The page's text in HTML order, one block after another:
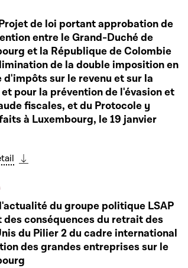
de loi portant approbation de
entre le Grand-Duché de
et la République de Colombie
de la double imposition en
d'impôts sur le revenu et sur la
pour la prévention de l'évasion et
fiscales, et du Protocole y
à Luxembourg, le 19 janvier
du groupe politique LSAP
des conséquences du retrait des
du Pilier 2 du cadre international
des grandes entreprises sur le